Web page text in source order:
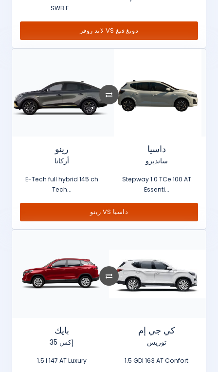
SWB F...
لاند روفر VS دونغ فنغ
رينو
أركانا
E-Tech full hybrid 145 ch
Tech...
داسيا
سانديرو
Stepway 1.0 TCe 100 AT
Essenti...
رينو VS داسيا
بايك
إكس 35
1.5 l 147 AT Luxury
كي جي إم
توريس
1.5 GDI 163 AT Confort